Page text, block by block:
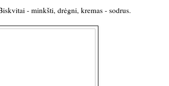
- minkšti, drėgni, kremas - sodrus.